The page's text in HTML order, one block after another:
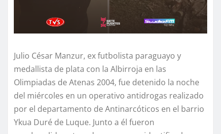
Julio César Manzur, ex futbolista paraguayo y
medallista de plata con la Albirroja en las
Olimpiadas de Atenas 2004, fue detenido la noche
del miércoles en un operativo antidrogas realizado
por el departamento de Antinarcóticos en el barrio
Ykua Duré de Luque. Junto a él fueron